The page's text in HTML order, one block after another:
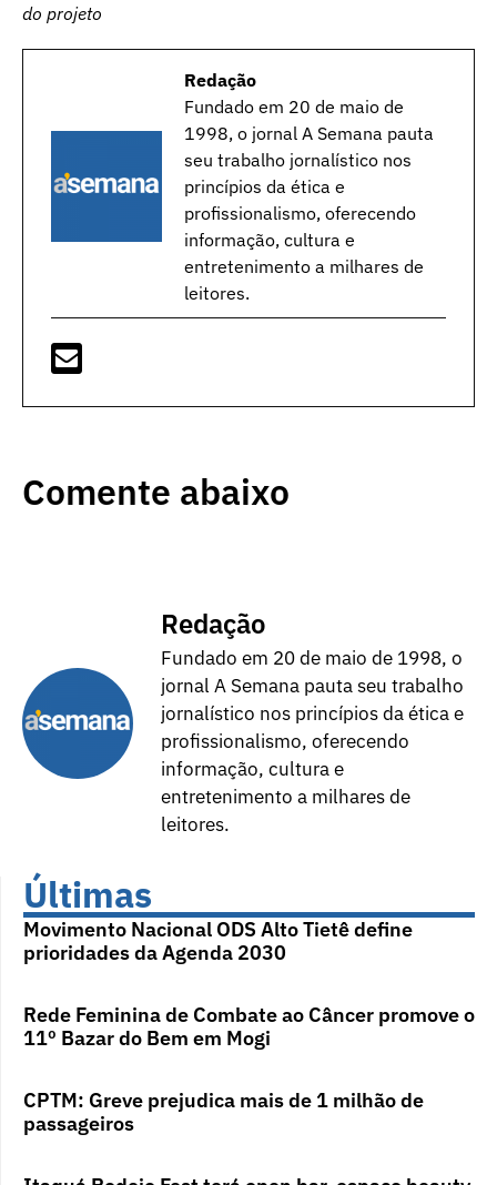
do projeto
Redação
Fundado em 20 de maio de
1998, o jornal A Semana pauta
seu trabalho jornalístico nos
princípios da ética e
profissionalismo, oferecendo
informação, cultura e
entretenimento a milhares de
leitores.
Comente abaixo
Redação
Fundado em 20 de maio de 1998, o
jornal A Semana pauta seu trabalho
jornalístico nos princípios da ética e
profissionalismo, oferecendo
informação, cultura e
entretenimento a milhares de
leitores.
Últimas
Movimento Nacional ODS Alto Tietê define
prioridades da Agenda 2030
Rede Feminina de Combate ao Câncer promove o
11º Bazar do Bem em Mogi
CPTM: Greve prejudica mais de 1 milhão de
passageiros